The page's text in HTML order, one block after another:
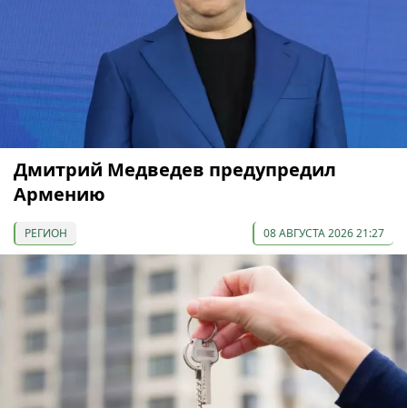
Дмитрий Медведев предупредил
Армению
РЕГИОН 08 АВГУСТА 2026 21:27